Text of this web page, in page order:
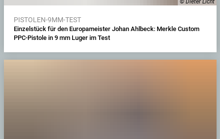
© Dieter Licht
PISTOLEN-9MM-TEST
Einzelstück für den Europameister Johan Ahlbeck: Merkle Custom
PPC-Pistole in 9 mm Luger im Test